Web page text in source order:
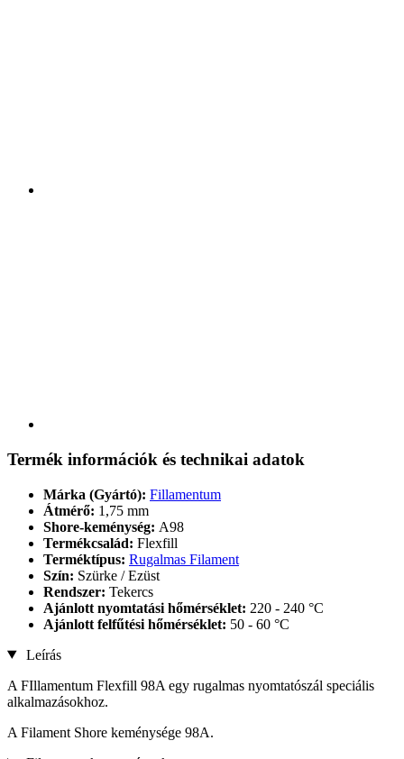
Termék információk és technikai adatok
Márka (Gyártó): Fillamentum
Átmérő: 1,75 mm
Shore-keménység: A98
Termékcsalád: Flexfill
Terméktípus: Rugalmas Filament
Szín: Szürke / Ezüst
Rendszer: Tekercs
Ajánlott nyomtatási hőmérséklet: 220 - 240 °C
Ajánlott felfűtési hőmérséklet: 50 - 60 °C
Leírás
A FIllamentum Flexfill 98A egy rugalmas nyomtatószál speciális
alkalmazásokhoz.
A Filament Shore keménysége 98A.